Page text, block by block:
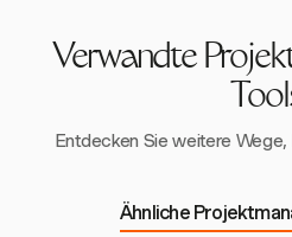
Zeiten zu vermeiden.
Verwandte
Entdecken Sie weitere
Ähnliche